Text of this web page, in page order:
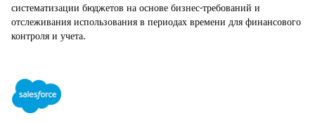
систематизации бюджетов на основе бизнес-требований и
отслеживания использования в периодах времени для финансового
контроля и учета.
Обязательные версии